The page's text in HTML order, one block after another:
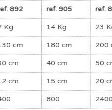
892 ref. 905 ref.
Kg 14 Kg 23
cm 180 cm 200
cm 40 cm 50
cm 15 cm 20
800 2400